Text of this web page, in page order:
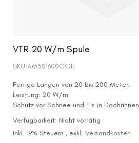
VTR 20 W/m Spule
SKU:AM301600COIL
Fertige Längen von 20 bis 200 Meter.
Leistung: 20 W/m
Schutz vor Schnee und Eis in Dachrinnen
Verfügbarkeit: Nicht vorrätig
Inkl. 19% Steuern , exkl. Versandkosten